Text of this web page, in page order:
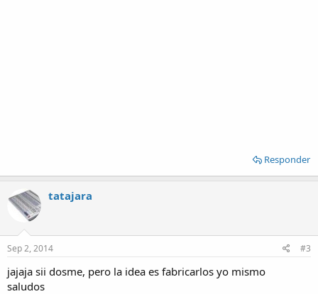
Responder
tatajara
Sep 2, 2014 #3
jajaja sii dosme, pero la idea es fabricarlos yo mismo
saludos